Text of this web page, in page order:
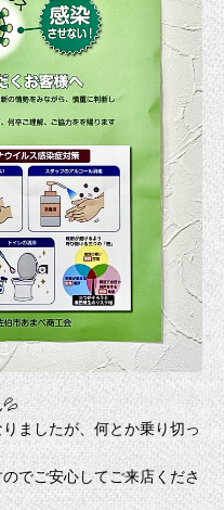
💦
ましたが、何とか乗り切っ
でご安心してご来店くださ